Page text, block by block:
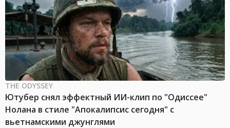
THE ODYSSEY
Ютубер снял эффектный ИИ-клип по "Одиссее"
Нолана в стиле "Апокалипсис сегодня" с
вьетнамскими джунглями